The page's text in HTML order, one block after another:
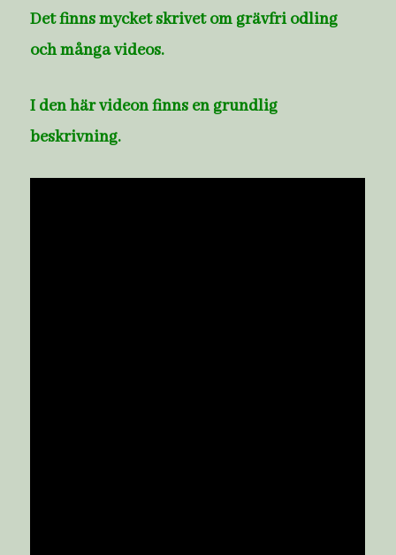
Det finns mycket skrivet om grävfri odling
och många videos.
I den här videon finns en grundlig
beskrivning.